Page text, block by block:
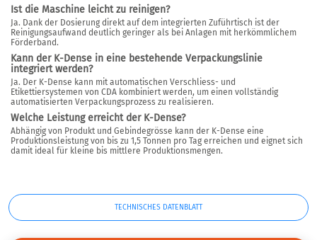
Ist die Maschine leicht zu reinigen?
Ja. Dank der Dosierung direkt auf dem integrierten Zuführtisch ist der
Reinigungsaufwand deutlich geringer als bei Anlagen mit herkömmlichem
Förderband.
Kann der K-Dense in eine bestehende Verpackungslinie
integriert werden?
Ja. Der K-Dense kann mit automatischen Verschliess- und
Etikettiersystemen von CDA kombiniert werden, um einen vollständig
automatisierten Verpackungsprozess zu realisieren.
Welche Leistung erreicht der K-Dense?
Abhängig von Produkt und Gebindegrösse kann der K-Dense eine
Produktionsleistung von bis zu 1,5 Tonnen pro Tag erreichen und eignet sich
damit ideal für kleine bis mittlere Produktionsmengen.
TECHNISCHES DATENBLATT